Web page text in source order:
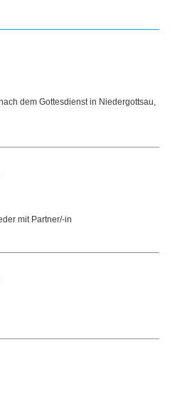
dem Gottesdienst in Niedergottsau,
mit Partner/-in